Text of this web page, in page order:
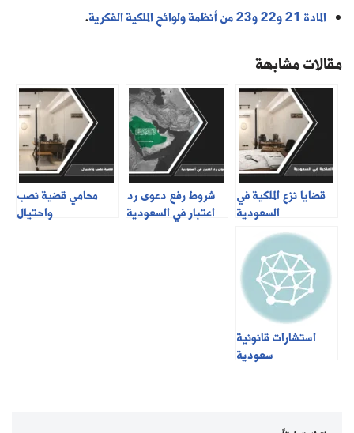
المادة 21 و22 و23 من أنظمة ولوائح الملكية الفكرية
.
مقالات مشابهة
قضايا نزع الملكية في
السعودية
شروط رفع دعوى رد
اعتبار في السعودية
محامي قضية نصب
واحتيال
استشارات قانونية
سعودية